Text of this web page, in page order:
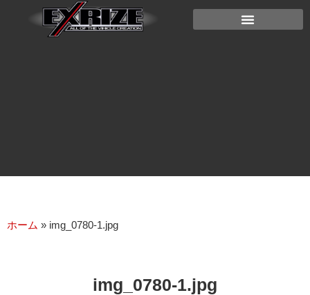
ホーム » img_0780-1.jpg
img_0780-1.jpg